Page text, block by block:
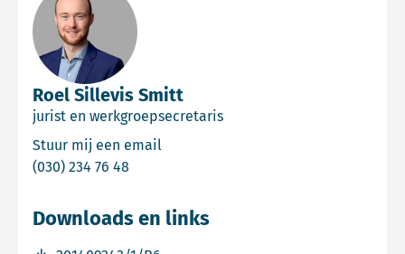
Roel Sillevis Smitt
jurist en werkgroepsecretaris
Stuur mij een email
(030) 234 76 48
Downloads en links